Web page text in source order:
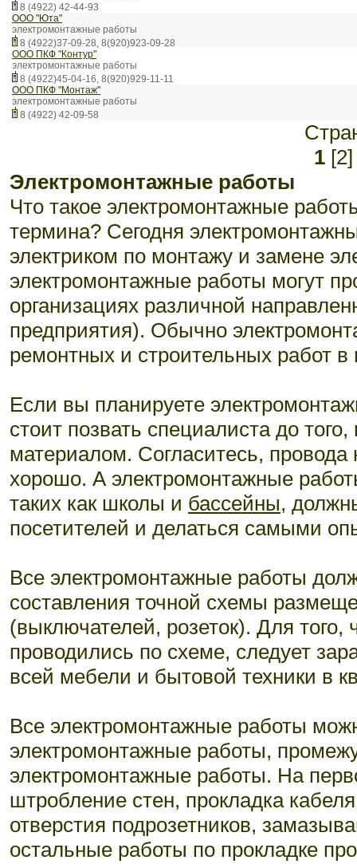
8 (4922) 42-44-93
ООО "Юта"
электромонтажные работы
8 (4922)37-09-28, 8(920)923-09-28
ООО ПКФ "Контур"
электромонтажные работы
8 (4922)45-04-16, 8(920)929-11-11
ООО ПКФ "Монтаж"
электромонтажные работы
8 (4922) 42-09-58
1 [2]
электромонтажные работы
Что такое электромонтажные
термина? Сегодня
электриком по монтажу и замене
электромонтажные работы могут
организациях различной
предприятия). Обычно
ремонтных и строительных работ
Если вы планируете
стоит позвать специалиста до
материалом. Согласитесь, провода
хорошо. А электромонтажные
таких как школы и бассейны,
посетителей и делаться самыми
Все электромонтажные работы
составления точной схемы
(выключателей, розеток). Для
проводились по схеме, следует
всей мебели и бытовой техники в
Все электромонтажные работы
электромонтажные работы,
электромонтажные работы. На
штробление стен, прокладка
отверстия подрозетников,
остальные работы по прокладке